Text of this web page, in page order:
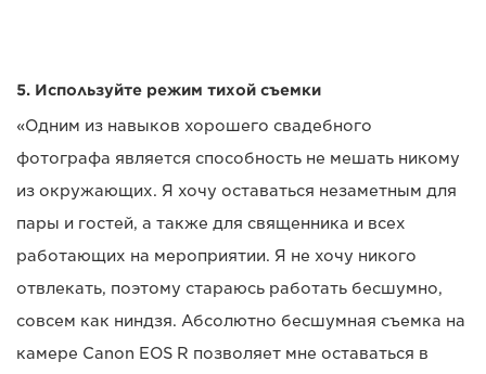
5. Используйте режим тихой съемки
«Одним из навыков хорошего свадебного
фотографа является способность не мешать никому
из окружающих. Я хочу оставаться незаметным для
пары и гостей, а также для священника и всех
работающих на мероприятии. Я не хочу никого
отвлекать, поэтому стараюсь работать бесшумно,
совсем как ниндзя. Абсолютно бесшумная съемка на
камере Canon EOS R позволяет мне оставаться в